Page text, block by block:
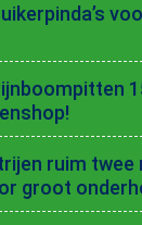
ruim twee
groot